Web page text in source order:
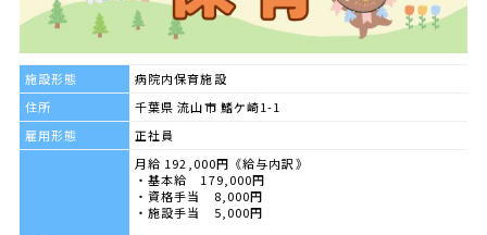
施設形態
病院内保育施設
住所
千葉県 流山市 鰭ケ崎1-1
雇用形態
正社員
月給 192,000円《給与内訳》
・基本給 179,000円
・資格手当 8,000円
・施設手当 5,000円